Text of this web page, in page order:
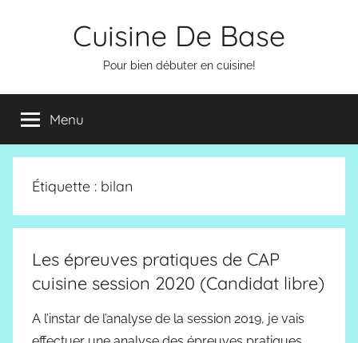
Cuisine De Base
Pour bien débuter en cuisine!
Menu
Étiquette : bilan
Les épreuves pratiques de CAP
cuisine session 2020 (Candidat libre)
A l’instar de l’analyse de la session 2019, je vais